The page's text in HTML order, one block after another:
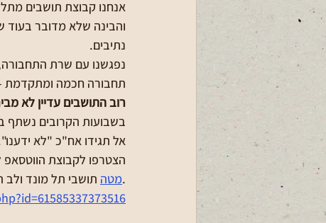
נתיבים.
נפגשנו עם שרת התחבורה,
תחבורה חכמה ומתקדמת -
רוב התושבים עדיין לא
בשבועות הקרובים נשתף
אל תגידו אח"כ "לא
הצטרפו לקבוצת הווטסאפ
https://did.li/ZELOfמטה תושבי תל מונד ולב השרון - 553 שומרים על הבית.